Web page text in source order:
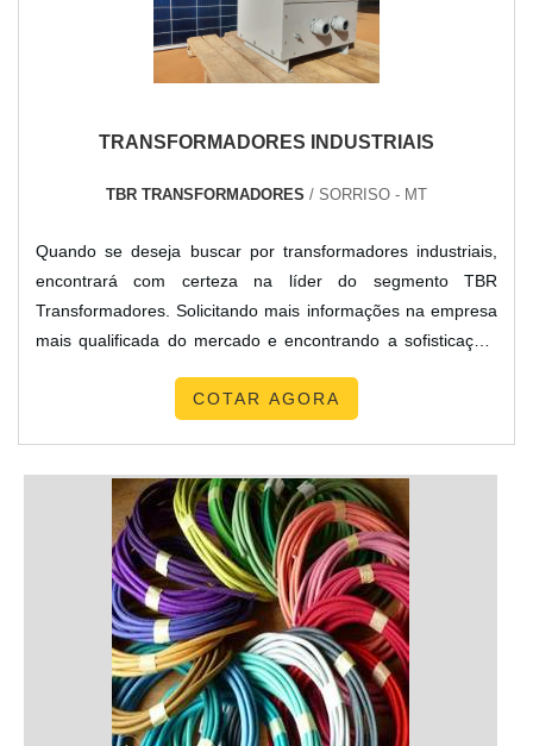
TRANSFORMADORES INDUSTRIAIS
TBR TRANSFORMADORES / SORRISO - MT
Quando se deseja buscar por transformadores industriais,
encontrará com certeza na líder do segmento TBR
Transformadores. Solicitando mais informações na empresa
mais qualificada do mercado e encontrando a sofisticação,
TRANSFORMADORES INDUSTRIAISQuem quer encontrar
alto know-how em au...
COTAR AGORA